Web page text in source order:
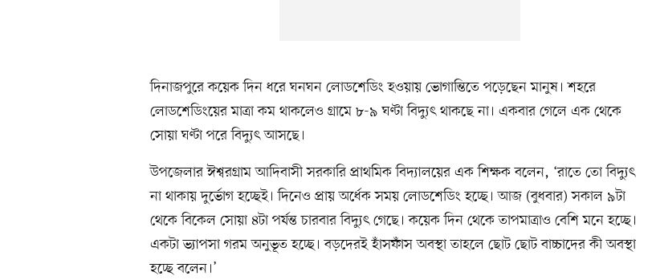
দিনাজপুরে কয়েক দিন ধরে ঘনঘন লোডশেডিং হওয়ায় ভোগান্তিতে পড়েছেন মানুষ। শহরে
লোডশেডিংয়ের মাত্রা কম থাকলেও গ্রামে ৮-৯ ঘণ্টা বিদ্যুৎ থাকছে না। একবার গেলে এক থেকে
সোয়া ঘণ্টা পরে বিদ্যুৎ আসছে।
উপজেলার ঈশ্বরগ্রাম আদিবাসী সরকারি প্রাথমিক বিদ্যালয়ের এক শিক্ষক বলেন, ‘রাতে তো বিদ্যুৎ
না থাকায় দুর্ভোগ হচ্ছেই। দিনেও প্রায় অর্ধেক সময় লোডশেডিং হচ্ছে। আজ (বুধবার) সকাল ৯টা
থেকে বিকেল সোয়া ৪টা পর্যন্ত চারবার বিদ্যুৎ গেছে। কয়েক দিন থেকে তাপমাত্রাও বেশি মনে হচ্ছে।
একটা ভ্যাপসা গরম অনুভূত হচ্ছে। বড়দেরই হাঁসফাঁস অবস্থা তাহলে ছোট ছোট বাচ্চাদের কী অবস্থা
হচ্ছে বলেন।’